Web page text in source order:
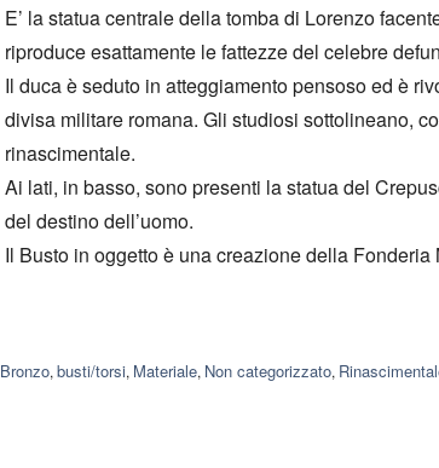
E’ la statua centrale della tomba di Lorenzo
riproduce esattamente le fattezze del celebre
Il duca è seduto in atteggiamento pensoso ed è
divisa militare romana. Gli studiosi sottolineano,
rinascimentale.
Ai lati, in basso, sono presenti la statua del
del destino dell’uomo.
Il Busto in oggetto è una creazione della
Bronzo, busti/torsi, Materiale, Non categorizzato,